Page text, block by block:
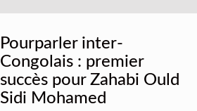
Pourparler inter-
Congolais : premier
succès pour Zahabi Ould
Sidi Mohamed